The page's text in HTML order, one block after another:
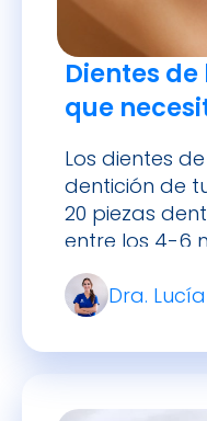
Dientes
que
Los dientes
dentición de
20 piezas
entre los 4-6
hasta
años. Aunque
papel es
desarrollo
de los niños,
mismo
Dra.